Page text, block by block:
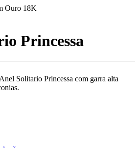
Ouro 18K
Princessa
Solitario Princessa com garra alta